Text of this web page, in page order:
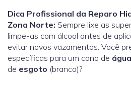
Dica Profissional da Reparo
Zona Norte: Sempre lixe as
limpe-as com álcool antes de
evitar novos vazamentos. Você
específicas para um cano de
de esgoto (branco)?